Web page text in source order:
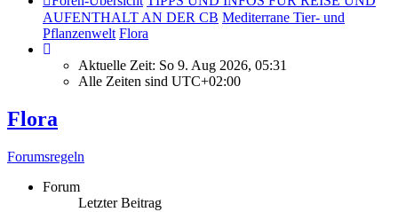
AUFENTHALT AN DER CB Mediterrane Tier- und
Pflanzenwelt Flora
Aktuelle Zeit: So 9. Aug 2026, 05:31
Alle Zeiten sind UTC+02:00
Flora
Forumsregeln
Forum
Letzter Beitrag